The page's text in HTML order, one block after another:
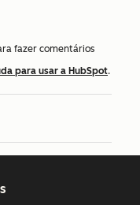
fazer comentários
para usar a HubSpot.